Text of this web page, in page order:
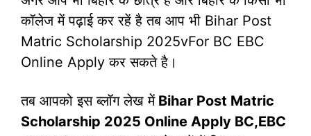
कॉलेज में पढ़ाई कर रहें है तब आप भी Bihar Post
Matric Scholarship 2025vFor BC EBC
Online Apply कर सकते है।
तब आपको इस ब्लॉग लेख मेंBihar Post Matric
Scholarship 2025 Online Apply BC,EBC